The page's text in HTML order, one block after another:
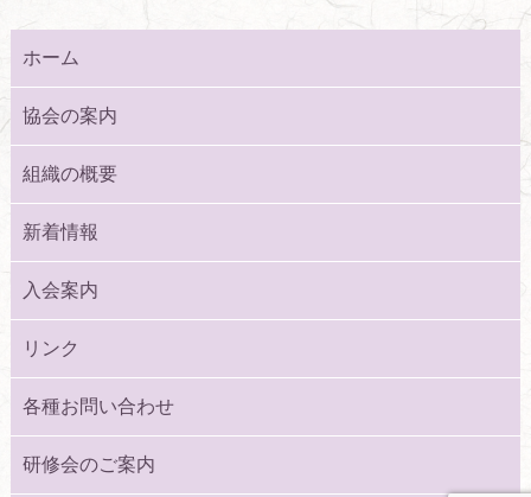
ホーム
協会の案内
組織の概要
新着情報
入会案内
リンク
各種お問い合わせ
研修会のご案内